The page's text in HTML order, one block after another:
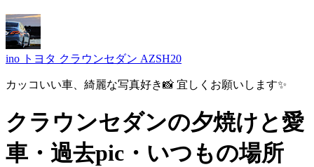
ino トヨタ クラウンセダン AZSH20
カッコいい車、綺麗な写真好き📸 宜しくお願いします✨
クラウンセダンの夕焼けと愛
車・過去pic・いつもの場所